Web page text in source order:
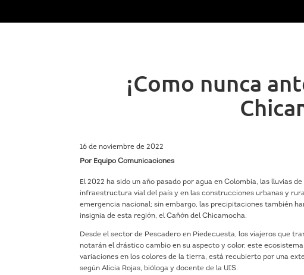
¡Como nunca
16 de noviembre de 2022
Por Equipo Comunicaciones
El 2022 ha sido un año pasado por agua en Colombia, las lluvias
infraestructura vial del país y en las construcciones urbanas y
emergencia nacional; sin embargo, las precipitaciones también
insignia de esta región, el Cañón del Chicamocha.
Desde el sector de Pescadero en Piedecuesta, los viajeros que
notarán el drástico cambio en su aspecto y color, este
variaciones en los colores de la tierra, está recubierto por una
según Alicia Rojas, bióloga y docente de la UIS.